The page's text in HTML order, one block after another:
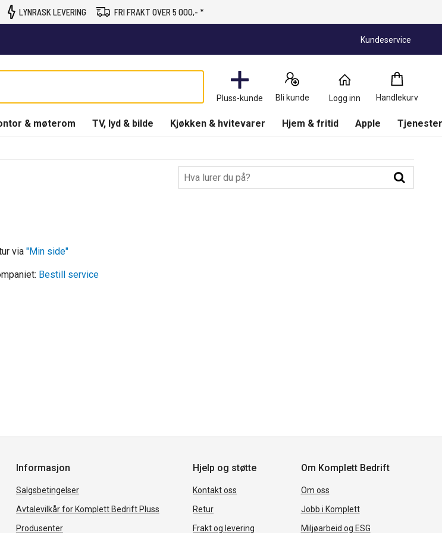
LYNRASK LEVERING FRI FRAKT OVER 5 000,- *
Kundeservice
Pluss-kunde Bli kunde Logg inn Handlekurv
Handlekurv
0
Produkter
(
& møterom TV, lyd & bilde Kjøkken & hvitevarer Hjem & fritid Apple
via "Min side"
Bestill service
Informasjon
Salgsbetingelser
Avtalevilkår for Komplett Bedrift Pluss
Produsenter
Hjelp og støtte
Kontakt oss
Retur
Frakt og levering
Om Komplett Bedrift
Om oss
Jobb i Komplett
Miljøarbeid og ESG